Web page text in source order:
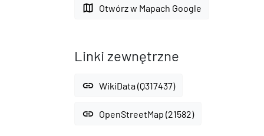
map Otwórz w Mapach Google
Linki zewnętrzne
link WikiData (Q317437)
link OpenStreetMap (21582)